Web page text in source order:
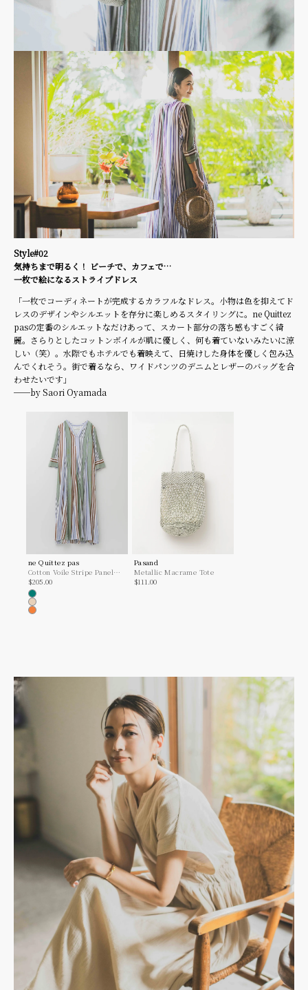
Style#02
気持ちまで明るく！ ビーチで、カフェで…
一枚で絵になるストライプドレス
「一枚でコーディネートが完成するカラフルなドレス。小物は色を抑えてド
レスのデザインやシルエットを存分に楽しめるスタイリングに。ne Quittez
pasの定番のシルエットなだけあって、スカート部分の落ち感もすごく綺
麗。さらりとしたコットンボイルが肌に優しく、何も着ていないみたいに涼
しい（笑）。水際でもホテルでも着映えて、日焼けした身体を優しく包み込
んでくれそう。街で着るなら、ワイドパンツのデニムとレザーのバッグを合
わせたいです」
──by Saori Oyamada
ne Quittez pas
Cotton Voile Stripe Panel
Dress
Sale price
$205.00
Green
Beige
Orange
Pasand
Metallic Macrame Tote
Sale price
$111.00